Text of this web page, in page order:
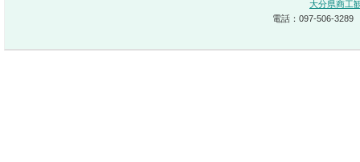
大分県商工
電話：097-506-